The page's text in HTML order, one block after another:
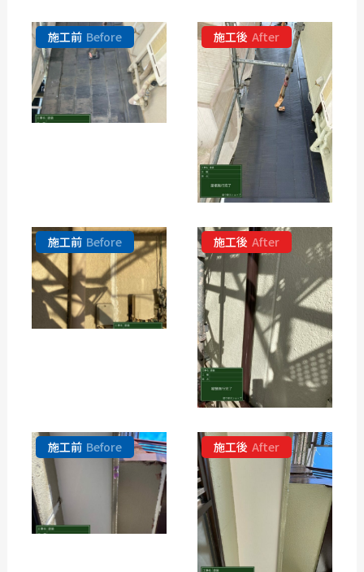
施工前 Before 施工後 After
施工前 Before 施工後 After
施工前 Before 施工後 After